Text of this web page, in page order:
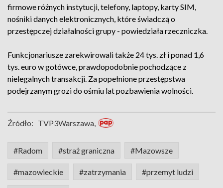
firmowe różnych instytucji, telefony, laptopy, karty SIM,
nośniki danych elektronicznych, które świadczą o
przestępczej działalności grupy - powiedziała rzeczniczka.
Funkcjonariusze zarekwirowali także 24 tys. zł i ponad 1,6
tys. euro w gotówce, prawdopodobnie pochodzące z
nielegalnych transakcji. Za popełnione przestępstwa
podejrzanym grozi do ośmiu lat pozbawienia wolności.
Źródło: TVP3Warszawa,
#Radom #straż graniczna #Mazowsze
#mazowieckie #zatrzymania #przemyt ludzi